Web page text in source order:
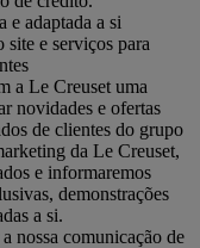
e adaptada a si
site e serviços para
a Le Creuset uma
novidades e ofertas
de clientes do grupo
da Le Creuset,
e informaremos
demonstrações
a si.
nossa comunicação de